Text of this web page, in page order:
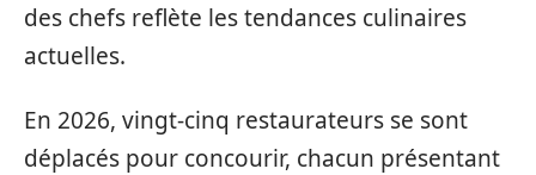
des chefs reflète les tendances culinaires
actuelles.
En 2026, vingt-cinq restaurateurs se sont
déplacés pour concourir, chacun présentant